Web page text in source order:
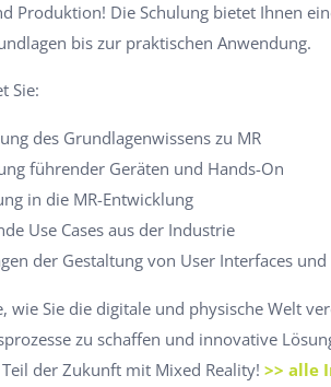
Produktion! Die Schulung bietet Ihnen
bis zur praktischen Anwendung.
Sie:
des Grundlagenwissens zu MR
führender Geräten und Hands-On
in die MR-Entwicklung
Use Cases aus der Industrie
der Gestaltung von User Interfaces und
wie Sie die digitale und physische Welt
zu schaffen und innovative
der Zukunft mit Mixed Reality! >> alle